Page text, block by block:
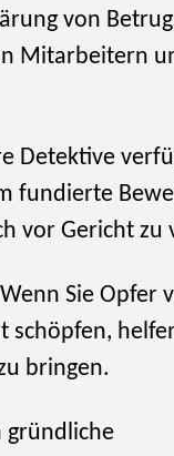
von
Mitarbeitern
Detektive
fundierte
vor Gericht zu
Sie Opfer
schöpfen,
bringen.
gründliche